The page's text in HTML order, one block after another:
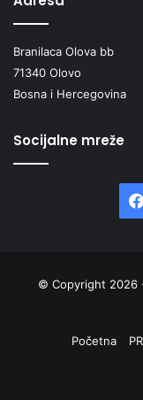
Branilaca Olova bb
71340 Olovo
Bosna i Hercegovina
Socijalne mreže
© Copyright 2026
Početna